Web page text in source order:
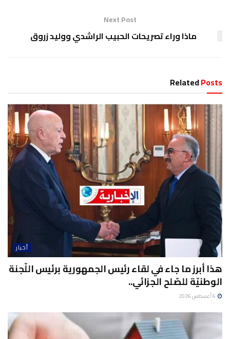
Next Post
ماذا وراء تصريحات الحبيب الراشدي ووليد زروق
RelatedPosts
أخبار
هذا أبرز ما جاء في لقاء رئيس الجمهورية برئيس اللّجنة
الوطنيّة للصّلح الجزائي..